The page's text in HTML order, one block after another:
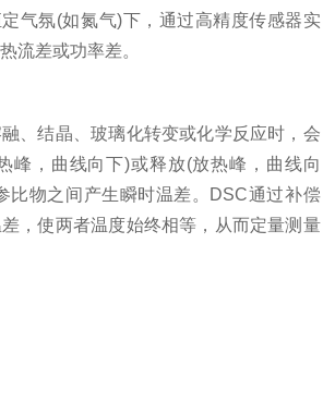
气氛(如氮气)下，通过高精度传感器实
流差或功率差。
结晶、玻璃化转变或化学反应时，会
峰，曲线向下)或释放(放热峰，曲线向
比物之间产生瞬时温差。DSC通过补偿
，使两者温度始终相等，从而定量测量